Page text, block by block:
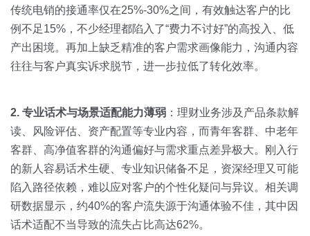
传统电销的接通率仅在25%-30%之间，有效触达客户的比
例不足15%，不少经理都陷入了“费力不讨好”的高投入、低
产出困境。再加上缺乏精准的客户需求画像能力，沟通内容
往往与客户真实诉求脱节，进一步拉低了转化效率。
2. 专业话术与场景适配能力薄弱 ：理财业务涉及产品条款解
读、风险评估、资产配置等专业内容，而青年客群、中老年
客群、高净值客群的沟通偏好与需求重点差异极大。刚入行
的新人容易话术生硬、专业知识储备不足，资深经理又可能
陷入路径依赖，难以应对客户的个性化疑问与异议。相关调
研数据显示，约40%的客户流失源于沟通体验不佳，其中因
话术适配不当导致的流失占比高达62%。